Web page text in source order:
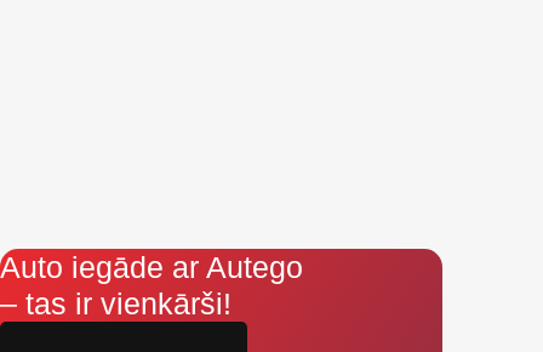
Auto iegāde ar Autego
– tas ir vienkārši!